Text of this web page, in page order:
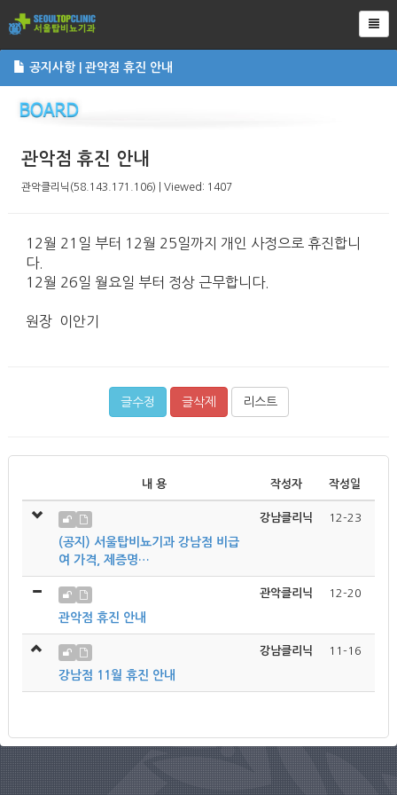
공지사항 | 관악점 휴진 안내
관악점 휴진 안내
관악클리닉(58.143.171.106) | Viewed: 1407
12월 21일 부터 12월 25일까지 개인 사정으로 휴진합니
다.
12월 26일 월요일 부터 정상 근무합니다.
원장 이안기
글수정 글삭제 리스트
내 용 작성자 작성일
(공지) 서울탑비뇨기과 강남점 비급
여 가격, 제증명…
강남클리닉 12-23
관악점 휴진 안내
관악클리닉 12-20
강남점 11월 휴진 안내
강남클리닉 11-16